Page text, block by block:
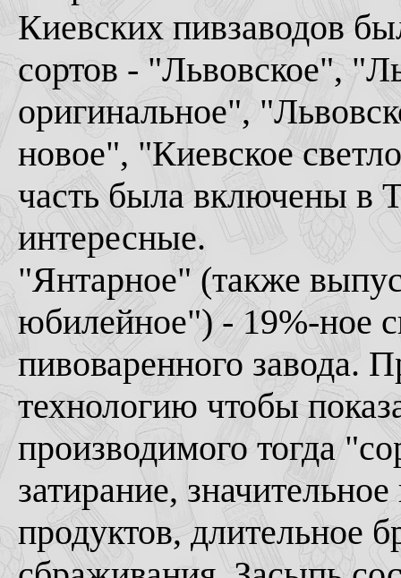
Киевских пивзаводов
сортов - "Львовское",
оригинальное",
новое", "Киевское
часть была включены в
интересные.
"Янтарное" (также
юбилейное") - 19%-ное
пивоваренного завода.
технологию чтобы
производимого тогда
затирание,
продуктов, длительное